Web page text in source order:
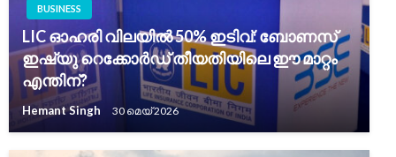
BUSINESS
LIC ഓഹരി വിലയിൽ 50% ഇടിവ്: ബോണസ്
ഇഷ്യു റെക്കോർഡ് തീയതിയിലെ ഈ മാറ്റം
എന്തിന്?
Hemant Singh 30 മെയ്‌ 2026